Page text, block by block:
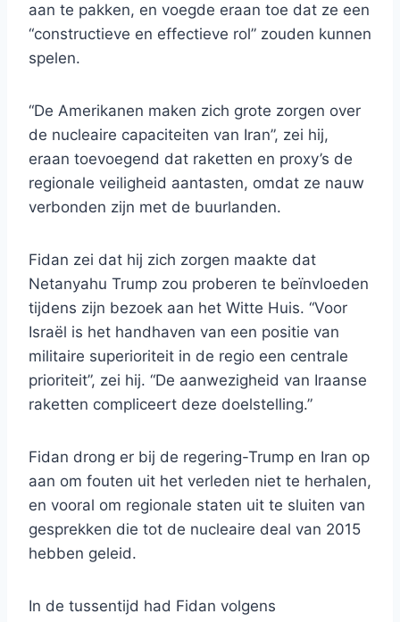
aan te pakken, en voegde eraan toe dat ze een
“constructieve en effectieve rol” zouden kunnen
spelen.
“De Amerikanen maken zich grote zorgen over
de nucleaire capaciteiten van Iran”, zei hij,
eraan toevoegend dat raketten en proxy’s de
regionale veiligheid aantasten, omdat ze nauw
verbonden zijn met de buurlanden.
Fidan zei dat hij zich zorgen maakte dat
Netanyahu Trump zou proberen te beïnvloeden
tijdens zijn bezoek aan het Witte Huis. “Voor
Israël is het handhaven van een positie van
militaire superioriteit in de regio een centrale
prioriteit”, zei hij. “De aanwezigheid van Iraanse
raketten compliceert deze doelstelling.”
Fidan drong er bij de regering-Trump en Iran op
aan om fouten uit het verleden niet te herhalen,
en vooral om regionale staten uit te sluiten van
gesprekken die tot de nucleaire deal van 2015
hebben geleid.
In de tussentijd had Fidan volgens